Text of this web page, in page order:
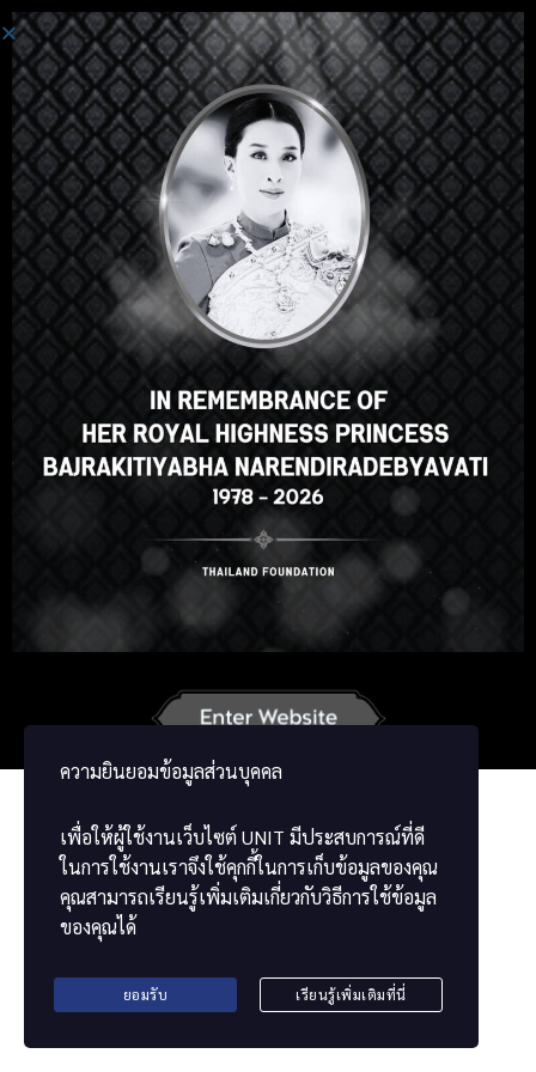
Connexion
Salut, super cours, n'est-ce pas
? Vous aimez ce cours ?
S'INSCRIRE À UN COURS
ความยินยอมข้อมูลส่วนบุคคล
เพื่อให้ผู้ใช้งานเว็บไซต์ UNIT มีประสบการณ์ที่ดี
ในการใช้งานเราจึงใช้คุกกี้ในการเก็บข้อมูลของคุณ
คุณสามารถเรียนรู้เพิ่มเติมเกี่ยวกับวิธีการใช้ข้อมูล
ของคุณได้
ยอมรับ เรียนรู้เพิ่มเติมที่นี่
Select your language
English ภาษาไทย
Korean Japanese
Chinese
ខ្មែរ